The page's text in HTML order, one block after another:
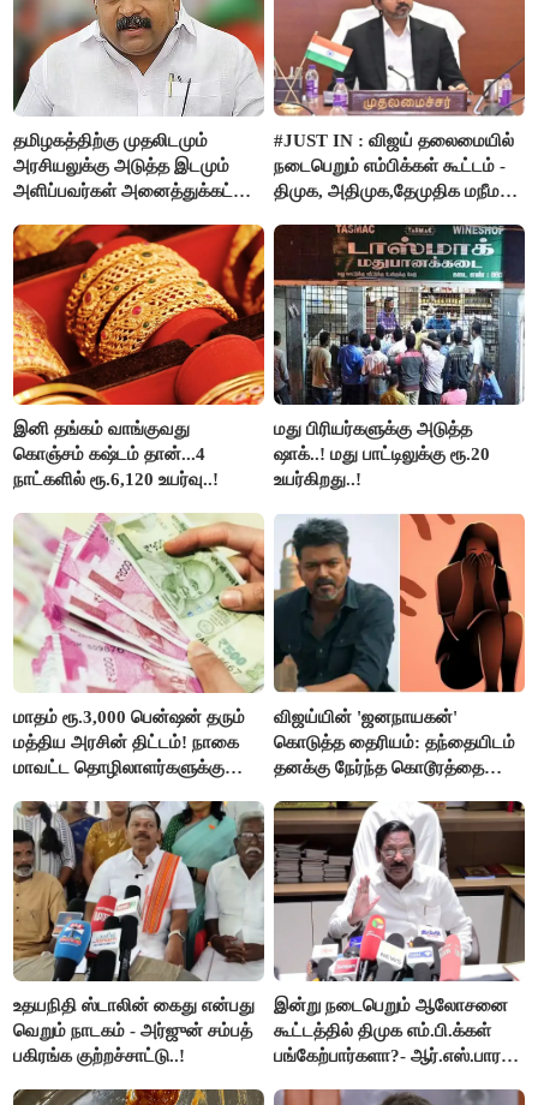
தமிழகத்திற்கு முதலிடமும்
அரசியலுக்கு அடுத்த இடமும்
அளிப்பவர்கள் அனைத்துக்கட்சி
பங்கேற்பார்கள் - மாணிக்கம்
தாகூர்..!!
#JUST IN : விஜய் தலைமையில்
நடைபெறும் எம்பிக்கள் கூட்டம் -
திமுக, அதிமுக,தேமுதிக மநீம
இனி தங்கம் வாங்குவது
கொஞ்சம் கஷ்டம் தான்...4
நாட்களில் ரூ.6,120 உயர்வு..!
மது பிரியர்களுக்கு அடுத்த
ஷாக்..! மது பாட்டிலுக்கு ரூ.20
உயர்கிறது..!
மாதம் ரூ.3,000 பென்ஷன் தரும்
மத்திய அரசின் திட்டம்! நாகை
மாவட்ட தொழிலாளர்களுக்கு
செய்தி!
விஜய்யின் 'ஜனநாயகன்'
கொடுத்த தைரியம்: தந்தையிடம்
தனக்கு நேர்ந்த கொடூரத்தை
உதயநிதி ஸ்டாலின் கைது என்பது
வெறும் நாடகம் - அர்ஜுன் சம்பத்
பகிரங்க குற்றச்சாட்டு..!
இன்று நடைபெறும் ஆலோசனை
கூட்டத்தில் திமுக எம்.பி.க்கள்
பங்கேற்பார்களா?- ஆர்.எஸ்.பாரதி